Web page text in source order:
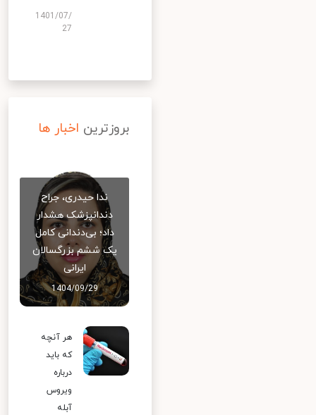
1401/07/
27
بروزترین اخبار ها
ندا حیدری، جراح
دندانپزشک هشدار
داد؛ بی‌دندانی کامل
یک ششم بزرگسالان
ایرانی
1404/09/29
هر آنچه
که باید
درباره
ویروس
آبله